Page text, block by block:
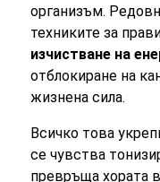
организъм.
техниките за
изчистване на
отблокиране на
жизнена сила.
Всичко това
се чувства
превръща хората